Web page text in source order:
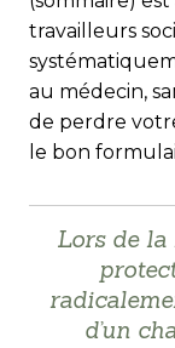
travailleurs
au médecin,
de perdre
le bon
Lors de la
d’un